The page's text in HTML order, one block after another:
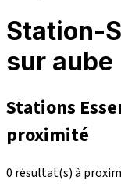
Station-
sur aube
Stations
proximité
0 résultat(s) à